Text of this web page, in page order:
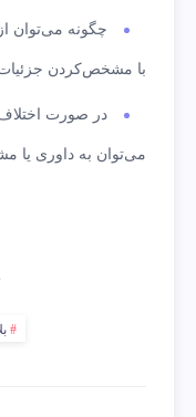
چگونه می‌توان
با مشخص‌کردن جزئیات
در صورت
می‌توان به داوری یا